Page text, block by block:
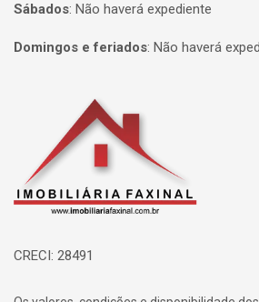
Sábados: Não haverá expediente
Domingos e feriados: Não haverá
Página inicial
CRECI: 28491